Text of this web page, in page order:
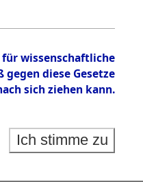
wissenschaftliche
diese Gesetze
sich ziehen kann.
Ich stimme zu